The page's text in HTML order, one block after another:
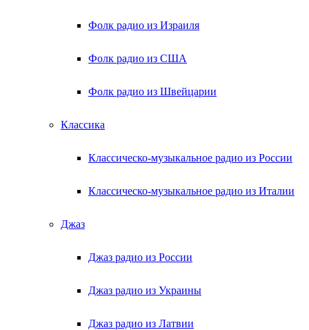
Фолк радио из Израиля
Фолк радио из США
Фолк радио из Швейцарии
Классика
Классическо-музыкальное радио из России
Классическо-музыкальное радио из Италии
Джаз
Джаз радио из России
Джаз радио из Украины
Джаз радио из Латвии